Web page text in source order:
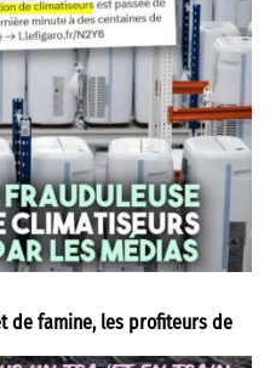
de famine, les profiteurs de